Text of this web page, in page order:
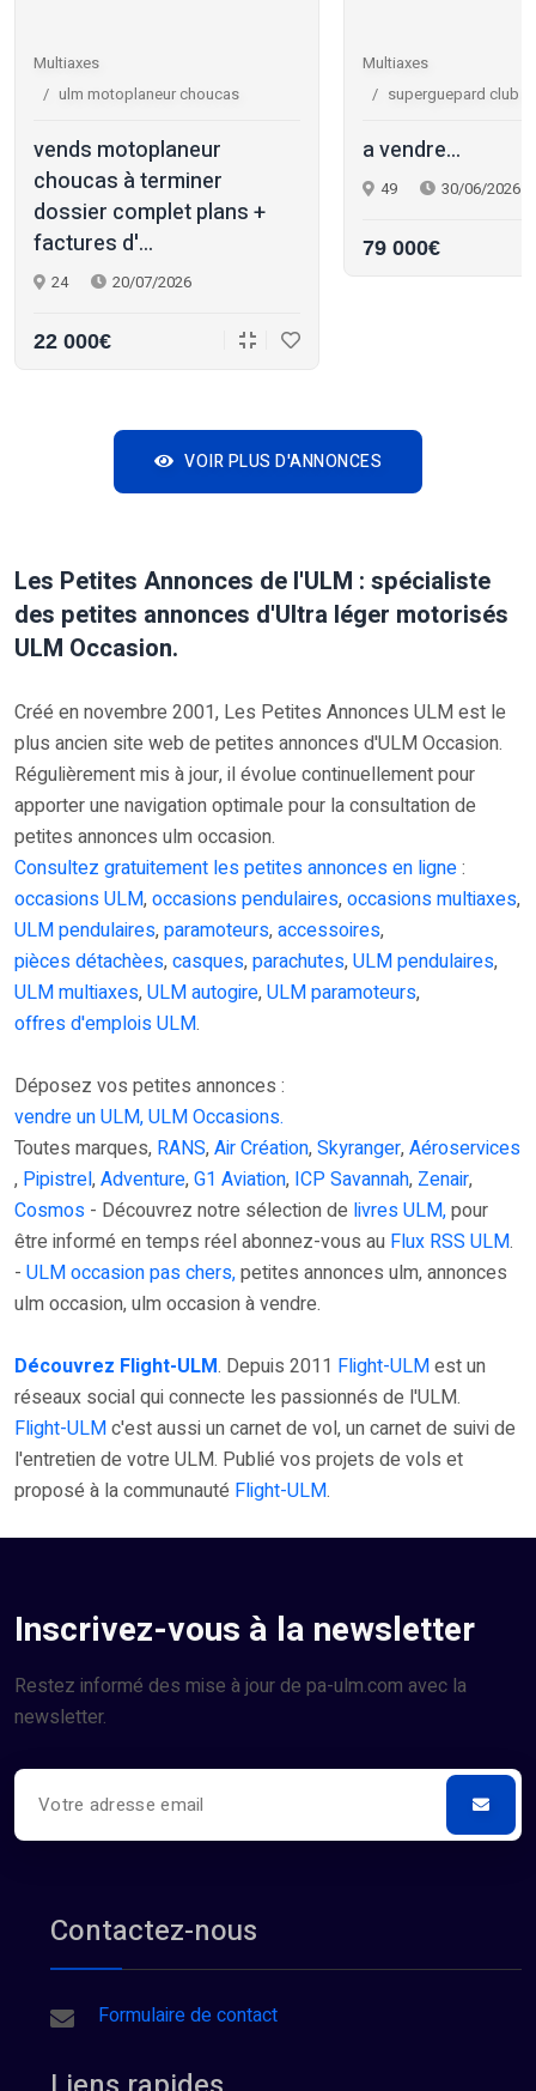
Multiaxes
ulm motoplaneur choucas
vends motoplaneur
choucas à terminer
dossier complet plans +
factures d'...
24 20/07/2026
22 000€
Multiaxes
superguepard club
a vendre...
49 30/06/2026
79 000€
VOIR PLUS D'ANNONCES
Les Petites Annonces de l'ULM : spécialiste
des petites annonces d'Ultra léger motorisés
ULM Occasion.
Créé en novembre 2001, Les Petites Annonces ULM est le
plus ancien site web de petites annonces d'ULM Occasion.
Régulièrement mis à jour, il évolue continuellement pour
apporter une navigation optimale pour la consultation de
petites annonces ulm occasion.
Consultez gratuitement les petites annonces en ligne:
occasions ULM,occasions pendulaires,occasions multiaxes,
ULM pendulaires,paramoteurs,accessoires,
pièces détachèes,casques,parachutes,ULM pendulaires,
ULM multiaxes,ULM autogire,ULM paramoteurs,
offres d'emplois ULM.
Déposez vos petites annonces :
vendre un ULM, ULM Occasions.
Toutes marques, RANS,Air Création,Skyranger,Aéroservices
, Pipistrel,Adventure,G1 Aviation, ICP Savannah, Zenair,
Cosmos - Découvrez notre sélection de livres ULM,pour
être informé en temps réel abonnez-vous au Flux RSS ULM.
- ULM occasion pas chers,petites annonces ulm, annonces
ulm occasion, ulm occasion à vendre.
Découvrez Flight-ULM. Depuis 2011 Flight-ULMest un
réseaux social qui connecte les passionnés de l'ULM.
Flight-ULMc'est aussi un carnet de vol, un carnet de suivi de
l'entretien de votre ULM. Publié vos projets de vols et
proposé à la communauté Flight-ULM.
Inscrivez-vous à la newsletter
Restez informé des mise à jour de pa-ulm.com avec la
newsletter.
Contactez-nous
Formulaire de contact